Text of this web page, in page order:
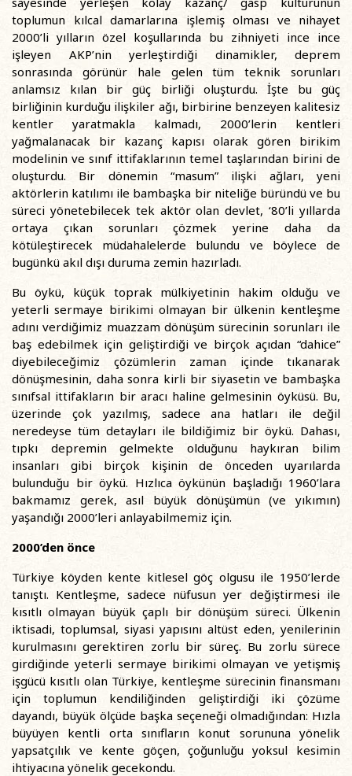
toplumun kılcal damarlarına işlemiş olması ve nihayet
2000’li yılların özel koşullarında bu zihniyeti ince ince
işleyen AKP’nin yerleştirdiği dinamikler, deprem
sonrasında görünür hale gelen tüm teknik sorunları
anlamsız kılan bir güç birliği oluşturdu. İşte bu güç
birliğinin kurduğu ilişkiler ağı, birbirine benzeyen kalitesiz
kentler yaratmakla kalmadı, 2000’lerin kentleri
yağmalanacak bir kazanç kapısı olarak gören birikim
modelinin ve sınıf ittifaklarının temel taşlarından birini de
oluşturdu. Bir dönemin “masum” ilişki ağları, yeni
aktörlerin katılımı ile bambaşka bir niteliğe büründü ve bu
süreci yönetebilecek tek aktör olan devlet, ‘80’li yıllarda
ortaya çıkan sorunları çözmek yerine daha da
kötüleştirecek müdahalelerde bulundu ve böylece de
bugünkü akıl dışı duruma zemin hazırladı.
Bu öykü, küçük toprak mülkiyetinin hakim olduğu ve
yeterli sermaye birikimi olmayan bir ülkenin kentleşme
adını verdiğimiz muazzam dönüşüm sürecinin sorunları ile
baş edebilmek için geliştirdiği ve birçok açıdan “dahice”
diyebileceğimiz çözümlerin zaman içinde tıkanarak
dönüşmesinin, daha sonra kirli bir siyasetin ve bambaşka
sınıfsal ittifakların bir aracı haline gelmesinin öyküsü. Bu,
üzerinde çok yazılmış, sadece ana hatları ile değil
neredeyse tüm detayları ile bildiğimiz bir öykü. Dahası,
tıpkı depremin gelmekte olduğunu haykıran bilim
insanları gibi birçok kişinin de önceden uyarılarda
bulunduğu bir öykü. Hızlıca öykünün başladığı 1960’lara
bakmamız gerek, asıl büyük dönüşümün (ve yıkımın)
yaşandığı 2000’leri anlayabilmemiz için.
2000’den önce
Türkiye köyden kente kitlesel göç olgusu ile 1950’lerde
tanıştı. Kentleşme, sadece nüfusun yer değiştirmesi ile
kısıtlı olmayan büyük çaplı bir dönüşüm süreci. Ülkenin
iktisadi, toplumsal, siyasi yapısını altüst eden, yenilerinin
kurulmasını gerektiren zorlu bir süreç. Bu zorlu sürece
girdiğinde yeterli sermaye birikimi olmayan ve yetişmiş
işgücü kısıtlı olan Türkiye, kentleşme sürecinin finansmanı
için toplumun kendiliğinden geliştirdiği iki çözüme
dayandı, büyük ölçüde başka seçeneği olmadığından: Hızla
büyüyen kentli orta sınıfların konut sorununa yönelik
yapsatçılık ve kente göçen, çoğunluğu yoksul kesimin
ihtiyacına yönelik gecekondu.